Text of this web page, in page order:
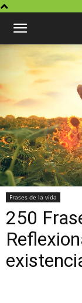
Frases de la vida
250